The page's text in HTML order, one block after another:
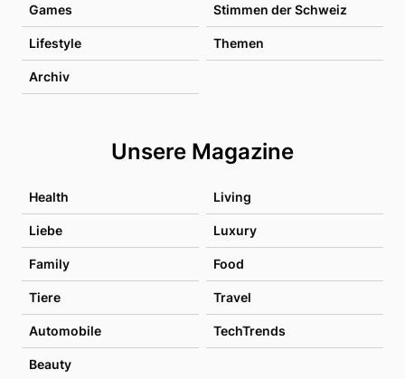
Games Stimmen der Schweiz
Lifestyle Themen
Archiv
Unsere Magazine
Health Living
Liebe Luxury
Family Food
Tiere Travel
Automobile TechTrends
Beauty